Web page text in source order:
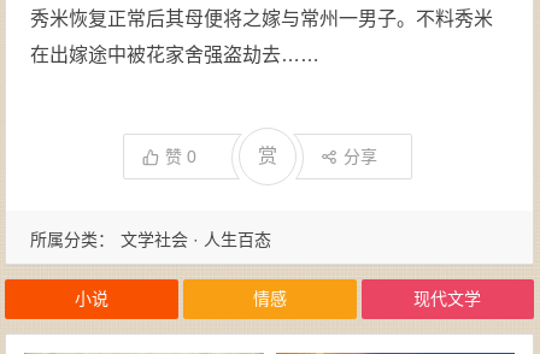
秀米恢复正常后其母便将之嫁与常州一男子。不料秀米
在出嫁途中被花家舍强盗劫去……
赞0 赏 分享
所属分类： 文学社会 · 人生百态
小说 情感 现代文学